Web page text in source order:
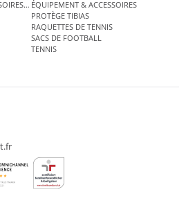
DE TENNIS
ÉQUIPEMENT & ACCESSOIRES
PROTÈGE TIBIAS
RAQUETTES DE TENNIS
SACS DE FOOTBALL
TENNIS